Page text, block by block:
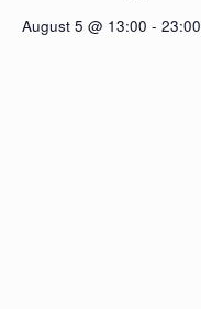
August 5 @ 13:00 - 23:00